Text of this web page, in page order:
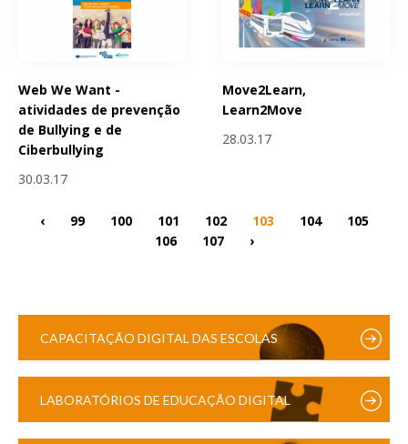
Web We Want -
atividades de prevenção
de Bullying e de
Ciberbullying
30.03.17
Move2Learn,
Learn2Move
28.03.17
‹ 99 100 101 102 103 104
105
106
107 ›
CAPACITAÇÃO DIGITAL DAS ESCOLAS
LABORATÓRIOS DE EDUCAÇÃO DIGITAL